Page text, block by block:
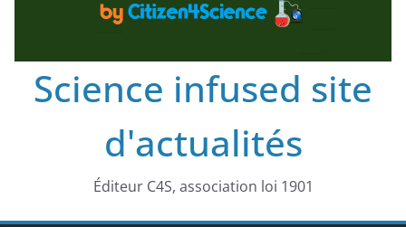
Science infused site
d'actualités
Éditeur C4S, association loi 1901